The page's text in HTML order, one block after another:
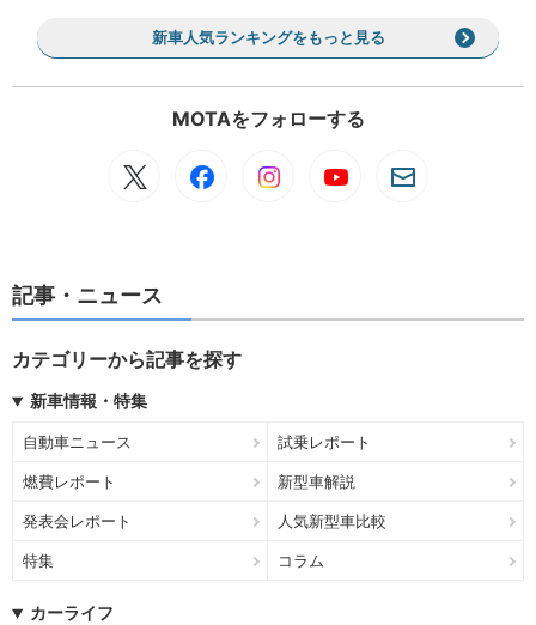
新車人気ランキングをもっと見る
MOTAをフォローする
記事・ニュース
カテゴリーから記事を探す
新車情報・特集
自動車ニュース 試乗レポート
燃費レポート 新型車解説
発表会レポート 人気新型車比較
特集 コラム
カーライフ